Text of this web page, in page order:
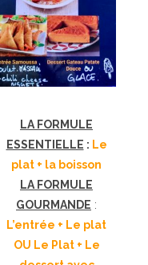
LA FORMULE
ESSENTIELLE : Le
plat + la boisson
LA FORMULE
GOURMANDE :
L’entrée + Le plat
OU Le Plat + Le